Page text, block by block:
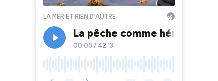
LA MER ET RIEN D'AUTRE
La pêche comme héritage
00:00 / 42:13